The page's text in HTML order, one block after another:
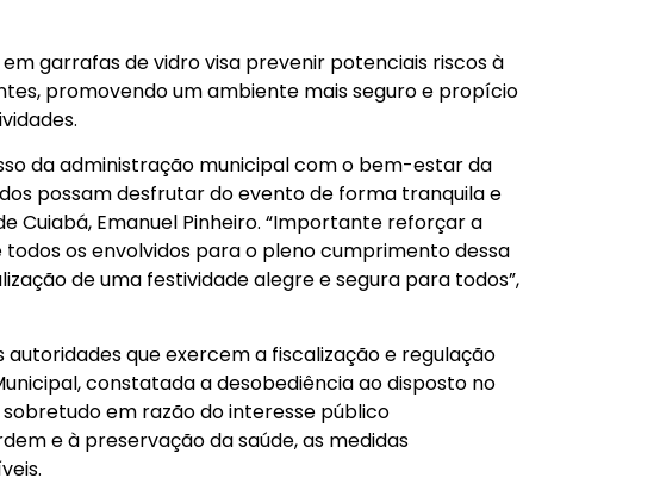
garrafas de vidro visa prevenir potenciais riscos à
promovendo um ambiente mais seguro e propício
da administração municipal com o bem-estar da
possam desfrutar do evento de forma tranquila e
Cuiabá, Emanuel Pinheiro. “Importante reforçar a
os envolvidos para o pleno cumprimento dessa
de uma festividade alegre e segura para todos”,
que exercem a fiscalização e regulação
constatada a desobediência ao disposto no
em razão do interesse público
e à preservação da saúde, as medidas